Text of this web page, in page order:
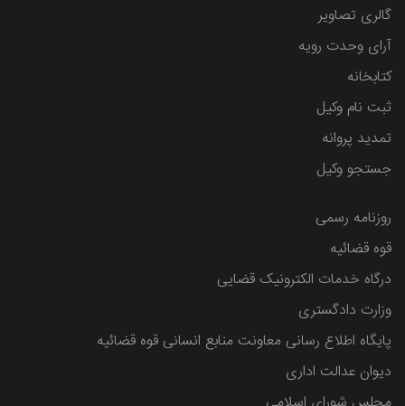
گالری تصاویر
آرای وحدت رویه
کتابخانه
ثبت نام وکیل
تمدید پروانه
جستجو وکیل
روزنامه رسمی
قوه قضائیه
درگاه خدمات الکترونیک قضایی
وزارت دادگستری
پایگاه اطلاع رسانی معاونت منابع انسانی قوه قضائیه
دیوان عدالت اداری